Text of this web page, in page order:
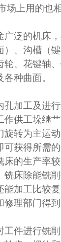
场上用的也相
泛的机床，
）、沟槽（
轮、花键轴
各种曲面。
加工及进行
作供工垛继
旋转为主运
可获得所需
床的生产率
床除能铣削
能加工比较
理部门得到
件进行铣削